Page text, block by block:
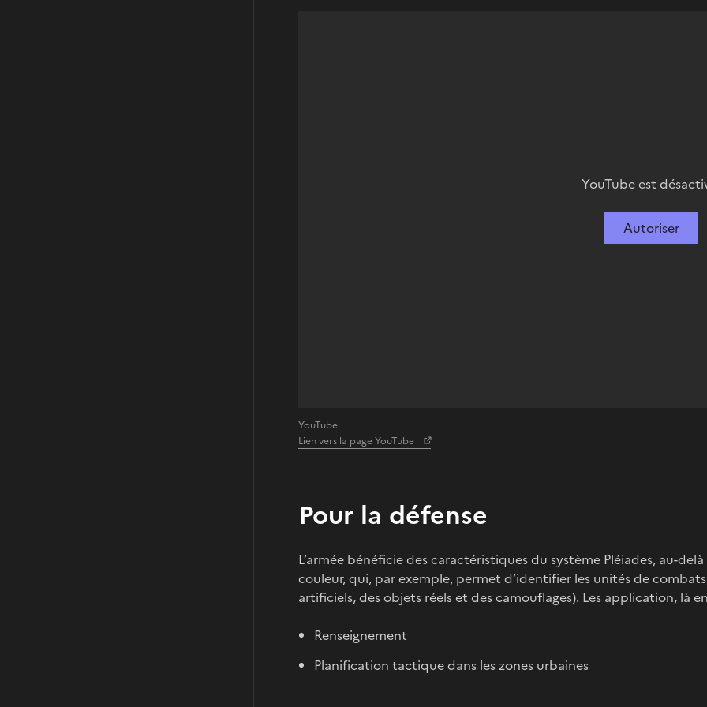
YouTube est
Autoriser
YouTube
Lien vers la page YouTube
Pour la défense
L’armée bénéficie des caractéristiques du système Pléiades, au-
couleur, qui, par exemple, permet d’identifier les unités de
artificiels, des objets réels et des camouflages). Les application, là
Renseignement
Planification tactique dans les zones urbaines